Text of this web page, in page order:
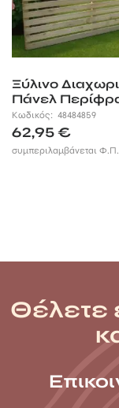
Ξύλινο
Πάνελ
Αρμονία 90 x
Κωδικός: 48484859
62,95€
συμπεριλαμβάνεται
Θέλετε